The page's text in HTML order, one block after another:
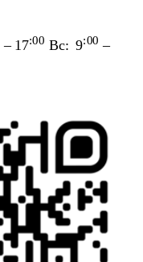
– 17:00 Вс: 9:00 –